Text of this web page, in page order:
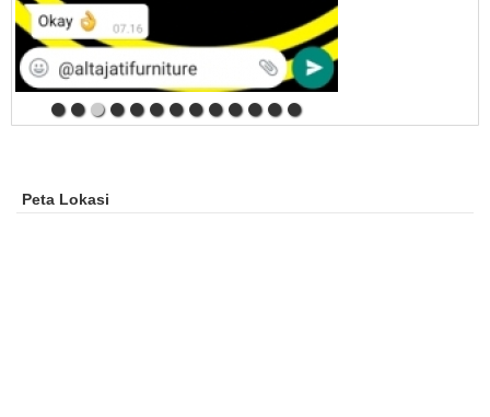
Peta Lokasi